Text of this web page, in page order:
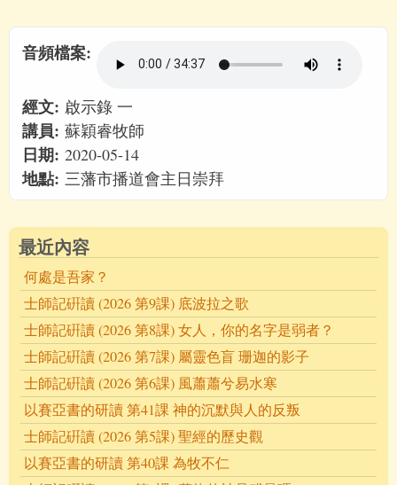
音頻檔案:
經文: 啟示錄 一
講員: 蘇穎睿牧師
日期: 2020-05-14
地點: 三藩市播道會主日崇拜
最近內容
何處是吾家？
士師記硏讀 (2026 第9課) 底波拉之歌
士師記硏讀 (2026 第8課) 女人，你的名字是弱者？
士師記硏讀 (2026 第7課) 屬靈色盲 珊迦的影子
士師記硏讀 (2026 第6課) 風蕭蕭兮易水寒
以賽亞書的研讀 第41課 神的沉默與人的反叛
士師記硏讀 (2026 第5課) 聖經的歷史觀
以賽亞書的研讀 第40課 為牧不仁